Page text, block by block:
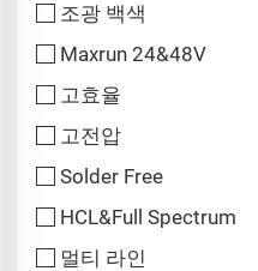
조광 백색
Maxrun 24&48V
고효율
고전압
Solder Free
HCL&Full Spectrum
멀티 라인